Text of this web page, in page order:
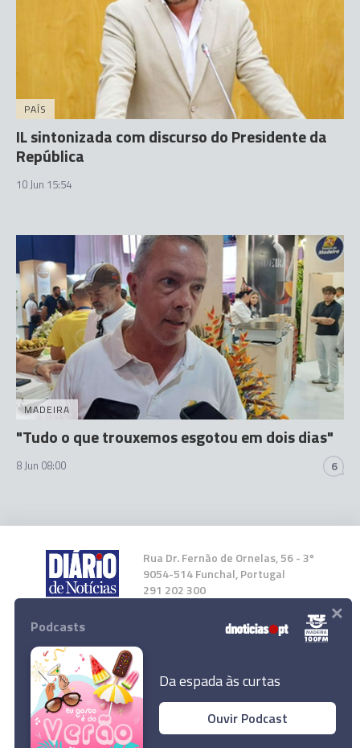
PAÍS
IL sintonizada com discurso do Presidente da
República
10 Jun 15:54
MADEIRA
"Tudo o que trouxemos esgotou em dois dias"
8 Jun 08:00 6
Rua Dr. Fernão de Ornelas, 56 - 3º
9054-514 Funchal, Portugal
291 202 300
Instale a nossa App
© 2026 Empresa Diário de Notícias, Lda.
Podcasts
Da espada às curtas
Ouvir Podcast
×